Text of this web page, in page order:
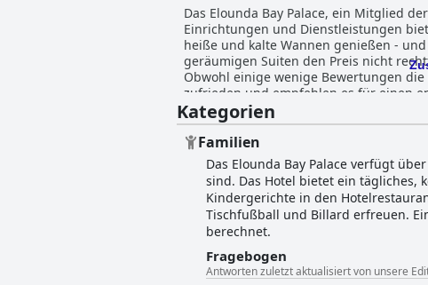
Das Elounda Bay Palace, ein Mitglied
Einrichtungen und Dienstleistungen
heiße und kalte Wannen genießen -
geräumigen Suiten den Preis nicht
Obwohl einige wenige Bewertungen
zufrieden und empfehlen es für einen
Kategorien
Familien
Das Elounda Bay Palace verfügt
sind. Das Hotel bietet ein tägliches,
Kindergerichte in den
Tischfußball und Billard erfreuen.
berechnet.
Fragebogen
Antworten zuletzt aktualisiert von unsere